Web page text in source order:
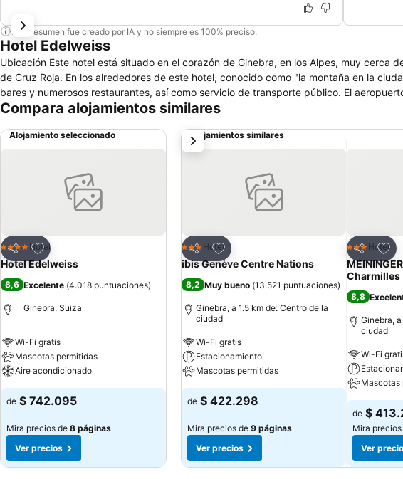
Este resumen fue creado por IA y no siempre es 100% preciso.
Hotel Edelweiss
Ubicación Este hotel está situado en el corazón de Ginebra, en los Alpes, muy cerca
de Cruz Roja. En los alrededores de este hotel, conocido como "la montaña en la
bares y numerosos restaurantes, así como servicio de transporte público. El
Compara alojamientos similares
Alojamiento seleccionado
Compartir
Agregar a favoritos
4 EstrellasHotel
Hotel Edelweiss
8,6 Excelente (4.018 puntuaciones)
Ginebra, Suiza
Wi-Fi gratis
Mascotas permitidas
Aire acondicionado
de $ 742.095
Mira precios de 8 páginas
Ver precios
Alojamientos similares
Compartir
Agregar a favoritos
3 Estrellas
Hotel
ibis Genève Centre Nations
8,2 Muy bueno (13.521 puntuaciones)
Ginebra, a 1.5 km de: Centro de la
ciudad
Wi-Fi gratis
Estacionamiento
Mascotas permitidas
de $ 422.298
Mira precios de 9 páginas
Ver precios
Compartir
3 Estrellas
Hotel
Charmilles
8,8
Ginebra,
ciudad
Wi-Fi
Mascotas
de $
Mira
Ver
siguiente